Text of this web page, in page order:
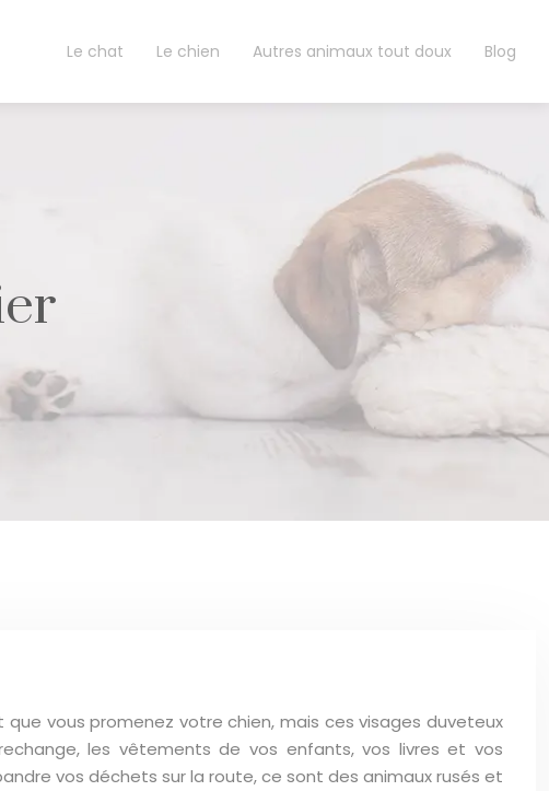
Le chat Le chien Autres animaux tout doux Blog
vous promenez votre chien, mais ces visages duveteux
les vêtements de vos enfants, vos livres et vos
vos déchets sur la route, ce sont des animaux rusés et